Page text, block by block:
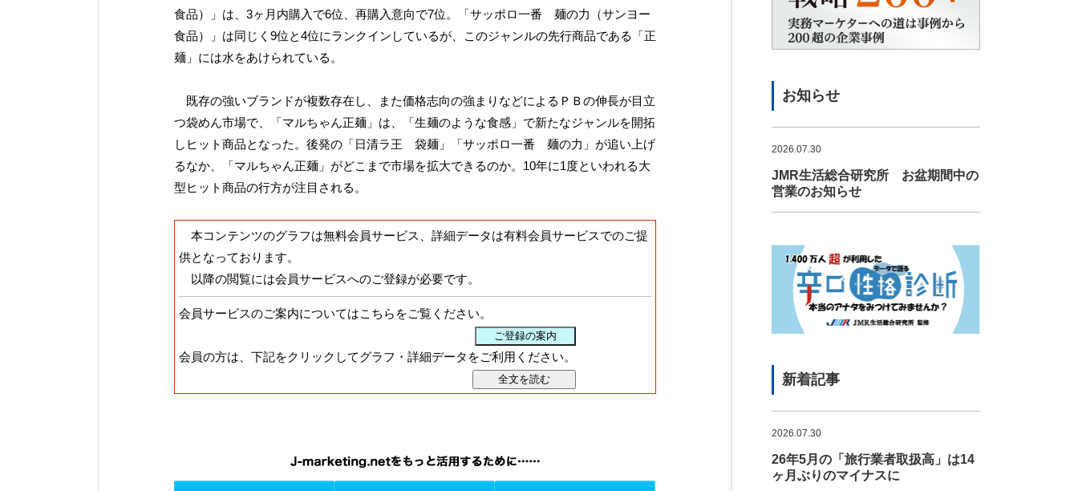
食品）」は、3ヶ月内購入で6位、再購入意向で7位。「サッポロ一番 麺の力（サンヨー
食品）」は同じく9位と4位にランクインしているが、このジャンルの先行商品である「正
麺」には水をあけられている。
既存の強いブランドが複数存在し、また価格志向の強まりなどによるＰＢの伸長が目立
つ袋めん市場で、「マルちゃん正麺」は、「生麺のような食感」で新たなジャンルを開拓
しヒット商品となった。後発の「日清ラ王 袋麺」「サッポロ一番 麺の力」が追い上げ
るなか、「マルちゃん正麺」がどこまで市場を拡大できるのか。10年に1度といわれる大
型ヒット商品の行方が注目される。
本コンテンツのグラフは無料会員サービス、詳細データは有料会員サービスでのご提
供となっております。
以降の閲覧には会員サービスへのご登録が必要です。
会員サービスのご案内についてはこちらをご覧ください。
会員の方は、下記をクリックしてグラフ・詳細データをご利用ください。
お知らせ
2026.07.30
JMR生活総合研究所 お盆期間中の
営業のお知らせ
新着記事
2026.07.30
26年5月の「旅行業者取扱高」は14
ヶ月ぶりのマイナスに